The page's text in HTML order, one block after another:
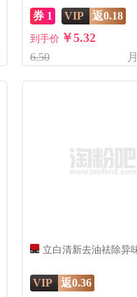
券 1 VIP 返0.18
到手价 ￥5.32
6.50
立白清新去油祛除异
VIP 返0.36